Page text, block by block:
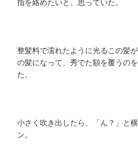
整髪料で濡れたように光るこの髪
の髪になって、秀でた額を覆うの
た。
小さく吹き出したら、「ん？」と
ン。